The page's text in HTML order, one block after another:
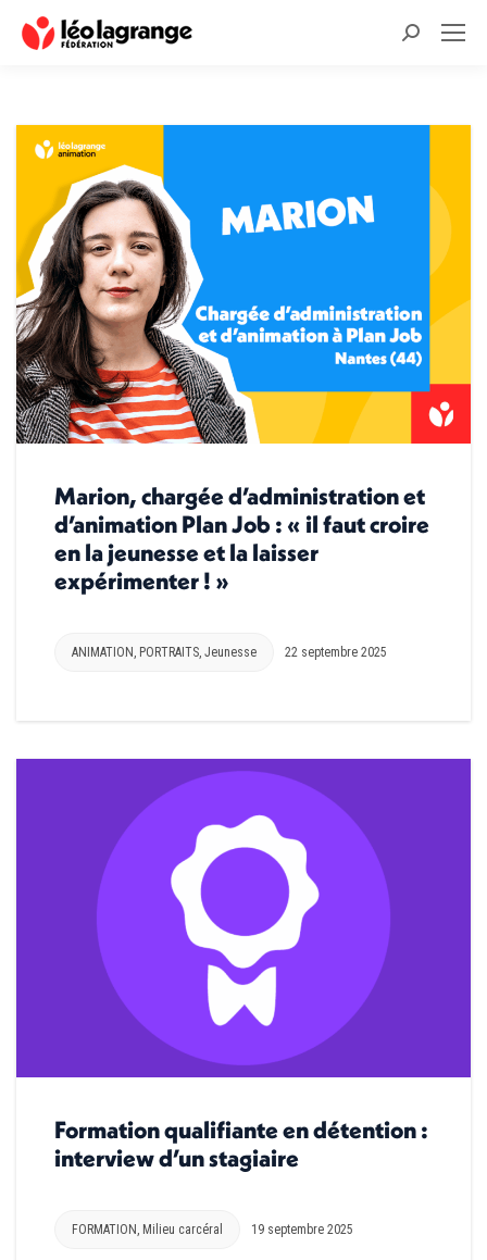
Recherche
Marion, chargée d’administration et
d’animation Plan Job : « il faut croire
en la jeunesse et la laisser
expérimenter ! »
ANIMATION, PORTRAITS, Jeunesse 22 septembre 2025
Formation qualifiante en détention :
interview d’un stagiaire
FORMATION Milieu carcéral 19 septembre 2025